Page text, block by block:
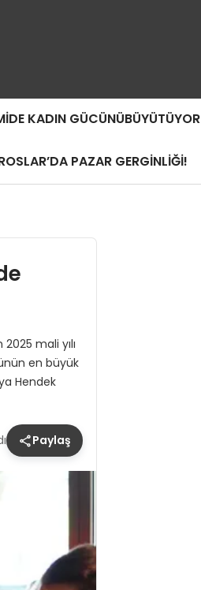
KADIN GÜCÜNÜBÜYÜTÜYOR
PAZAR GERGİNLİĞİ!
mali yılı
en büyük
Hendek
Paylaş